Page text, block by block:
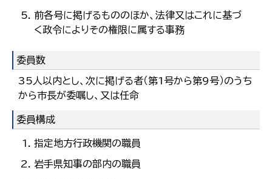
한국어
繁體中文
前各号に掲げるもののほか、法律又はこれに基づ
く政令によりその権限に属する事務
委員数
35人以内とし、次に掲げる者（第1号から第9号）のうち
から市長が委嘱し、又は任命
委員構成
指定地方行政機関の職員
岩手県知事の部内の職員